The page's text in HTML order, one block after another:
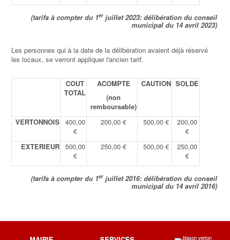
(tarifs à compter du 1erjuillet 2023: délibération du conseil
municipal du 14 avril 2023)
Les personnes qui à la date de la délibération avaient déjà réservé
les locaux, se verront appliquer l'ancien tarif.
COUT
TOTAL
ACOMPTE
(non
remboursable)
CAUTION SOLDE
VERTONNOIS 400,00
€
200,00 € 500,00 €
200,00
€
EXTERIEUR 500,00
€
250,00 € 500,00 €
250,00
€
(tarifs à compter du 1erjuillet 2016: délibération du conseil
municipal du 14 avril 2016)